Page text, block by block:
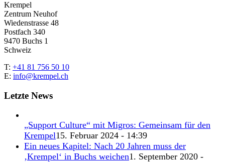
Krempel
Zentrum Neuhof
Wiedenstrasse 48
Postfach 340
9470 Buchs 1
Schweiz
T: +41 81 756 50 10
E: info@krempel.ch
Letzte News
„Support Culture“ mit Migros: Gemeinsam für den
Krempel15. Februar 2024 - 14:39
Ein neues Kapitel: Nach 20 Jahren muss der
‚Krempel‘ in Buchs weichen1. September 2020 -